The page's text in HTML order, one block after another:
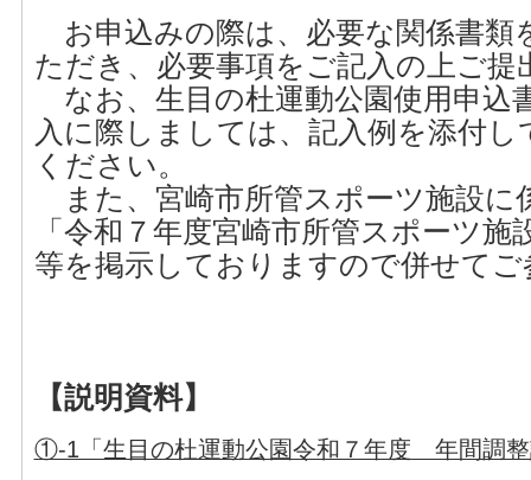
お申込みの際は、必要な関係書類
ただき、必要事項をご記入の上ご提
なお、生目の杜運動公園使用申込
入に際しましては、記入例を添付
ください。
また、宮崎市所管スポーツ施設に
「令和７年度宮崎市所管スポーツ
等を掲示しておりますので併せて
【説明資料】
①-1「生目の杜運動公園令和７年度 年間調